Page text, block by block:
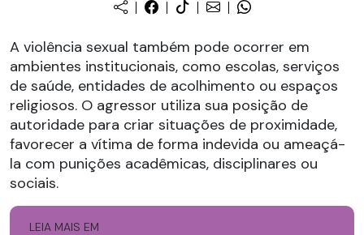
A violência sexual também pode ocorrer em
ambientes institucionais, como escolas, serviços
de saúde, entidades de acolhimento ou espaços
religiosos. O agressor utiliza sua posição de
autoridade para criar situações de proximidade,
favorecer a vítima de forma indevida ou ameaçá-
la com punições acadêmicas, disciplinares ou
sociais.
LEIA MAIS EM